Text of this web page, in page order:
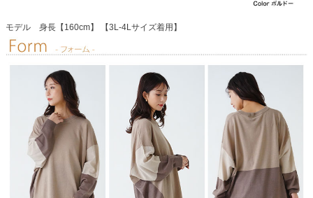
モデル 身長【160cm】 【3L-4Lサイズ着用】